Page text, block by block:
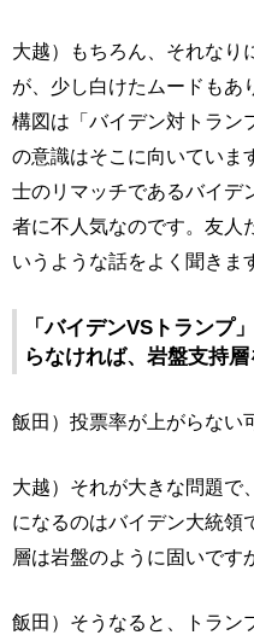
大越）もちろん、それなり
が、少し白けたムードもあ
構図は「バイデン対トラン
の意識はそこに向いていま
士のリマッチであるバイデ
者に不人気なのです。友人
いうような話をよく聞きま
「バイデンVSトランプ
らなければ、岩盤支持
飯田）投票率が上がらない
大越）それが大きな問題で
になるのはバイデン大統領
層は岩盤のように固いです
飯田）そうなると、トラン